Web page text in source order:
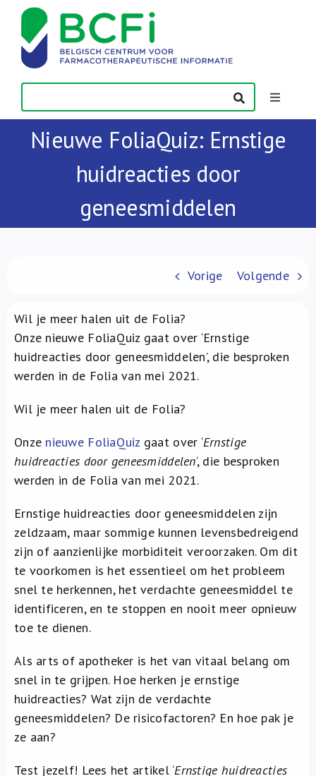
content
Toggle
Nieuws
Vorming
Over ons
Nieuwe FoliaQuiz: Ernstige
huidreacties door
geneesmiddelen
Vorige Volgende
Wil je meer halen uit de Folia?
Onze nieuwe FoliaQuiz gaat over ‘Ernstige
huidreacties door geneesmiddelen’, die besproken
werden in de Folia van mei 2021.
Wil je meer halen uit de Folia?
Onze nieuwe FoliaQuiz gaat over ‘Ernstige
huidreacties door geneesmiddelen‘, die besproken
werden in de Folia van mei 2021.
Ernstige huidreacties door geneesmiddelen zijn
zeldzaam, maar sommige kunnen levensbedreigend
zijn of aanzienlijke morbiditeit veroorzaken. Om dit
te voorkomen is het essentieel om het probleem
snel te herkennen, het verdachte geneesmiddel te
identificeren, en te stoppen en nooit meer opnieuw
toe te dienen.
Als arts of apotheker is het van vitaal belang om
snel in te grijpen. Hoe herken je ernstige
huidreacties? Wat zijn de verdachte
geneesmiddelen? De risicofactoren? En hoe pak je
ze aan?
Test jezelf! Lees het artikel ‘Ernstige huidreacties